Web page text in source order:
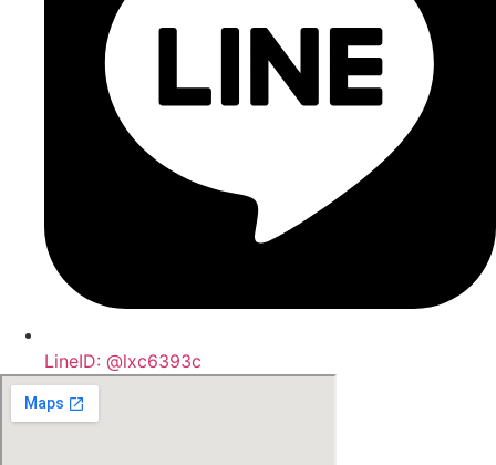
LineID: @lxc6393c